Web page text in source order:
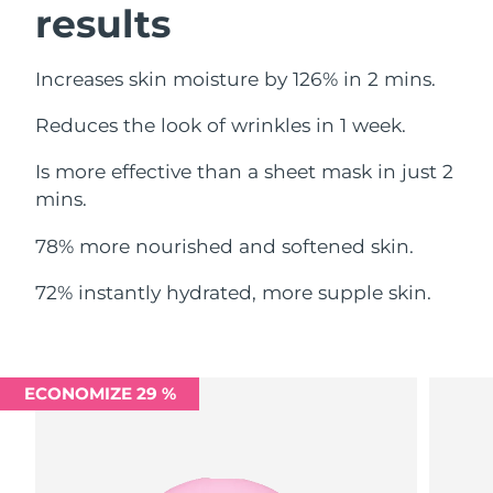
results
Increases skin moisture by 126% in 2 mins.
Reduces the look of wrinkles in 1 week.
Is more effective than a sheet mask in just 2
mins.
78% more nourished and softened skin.
72% instantly hydrated, more supple skin.
ECONOMIZE 29 %
Omã
Filipinas Entrega prevista 8/12/26
Polônia Entrega prevista
Portugal Entrega prevista8/9/26
Romênia